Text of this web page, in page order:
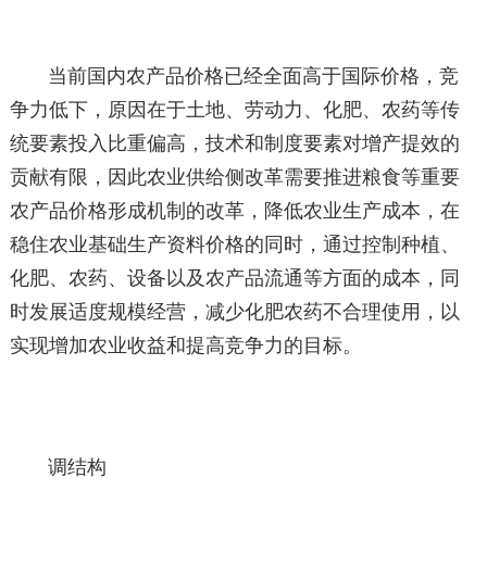
当前国内农产品价格已经全面高于国际价格，竞
争力低下，原因在于土地、劳动力、化肥、农药等传
统要素投入比重偏高，技术和制度要素对增产提效的
贡献有限，因此农业供给侧改革需要推进粮食等重要
农产品价格形成机制的改革，降低农业生产成本，在
稳住农业基础生产资料价格的同时，通过控制种植、
化肥、农药、设备以及农产品流通等方面的成本，同
时发展适度规模经营，减少化肥农药不合理使用，以
实现增加农业收益和提高竞争力的目标。
调结构